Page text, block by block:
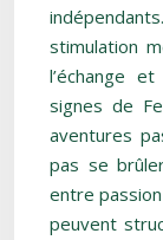
stimulation
l’échange
signes de
aventures
pas se
entre
peuvent